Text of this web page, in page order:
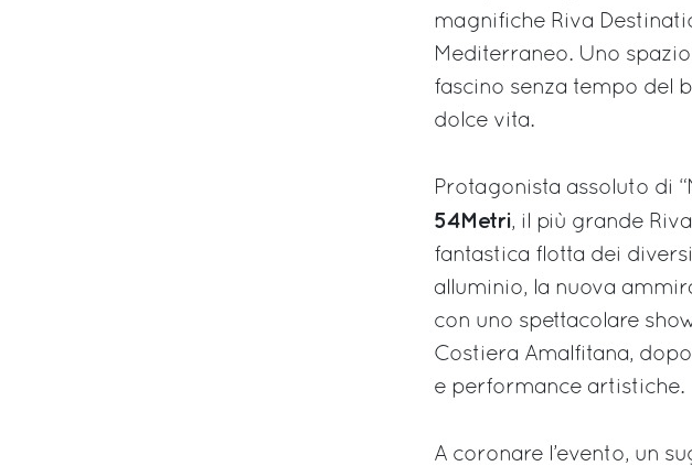
magnifiche Riva
Mediterraneo. Uno
fascino senza tempo del
dolce vita.
Protagonista assoluto di
54Metri, il più grande
fantastica flotta dei
alluminio, la nuova
con uno spettacolare
Costiera Amalfitana,
e performance artistiche.
A coronare l’evento, un